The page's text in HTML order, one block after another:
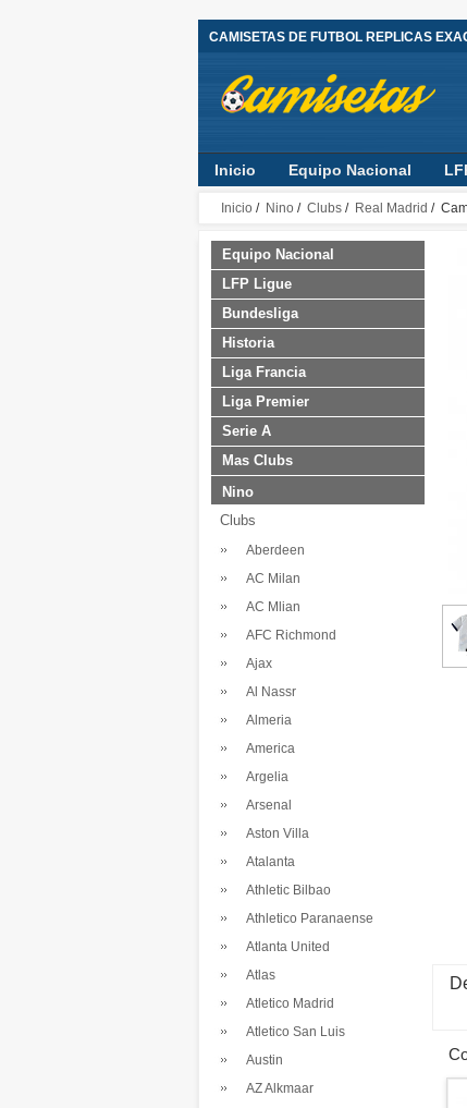
CAMISETAS DE FUTBOL REPLICAS
Inicio Equipo Nacional
Inicio / Nino / Clubs / Real Madrid /
Equipo Nacional
LFP Ligue
Bundesliga
Historia
Liga Francia
Liga Premier
Serie A
Mas Clubs
Nino
Clubs
Aberdeen
AC Milan
AC Mlian
AFC Richmond
Ajax
Al Nassr
Almeria
America
Argelia
Arsenal
Aston Villa
Atalanta
Athletic Bilbao
Athletico Paranaense
Atlanta United
Atlas
Atletico Madrid
Atletico San Luis
Austin
AZ Alkmaar